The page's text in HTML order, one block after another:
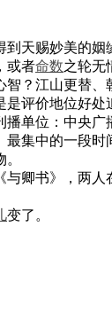
天赐妙美的
或者命数之轮无
？江山更替
评价地位好处
播单位：中央广
集中的一段
卿书》，两
变了。